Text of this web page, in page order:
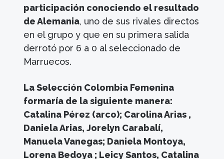
participación conociendo el resultado
de Alemania, uno de sus rivales directos
en el grupo y que en su primera salida
derrotó por 6 a 0 al seleccionado de
Marruecos.
La Selección Colombia Femenina
formaría de la siguiente manera:
Catalina Pérez (arco); Carolina Arias ,
Daniela Arias, Jorelyn Carabalí,
Manuela Vanegas; Daniela Montoya,
Lorena Bedoya ; Leicy Santos, Catalina